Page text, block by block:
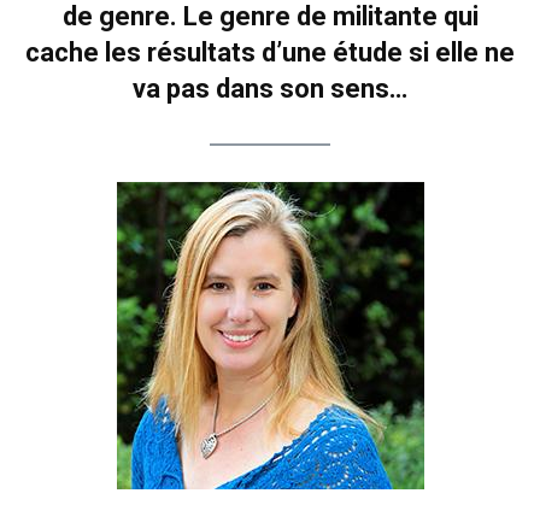
de genre. Le genre de militante qui
cache les résultats d’une étude si elle ne
va pas dans son sens…